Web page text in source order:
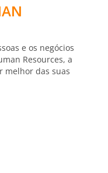
e os negócios
Resources, a
melhor das suas